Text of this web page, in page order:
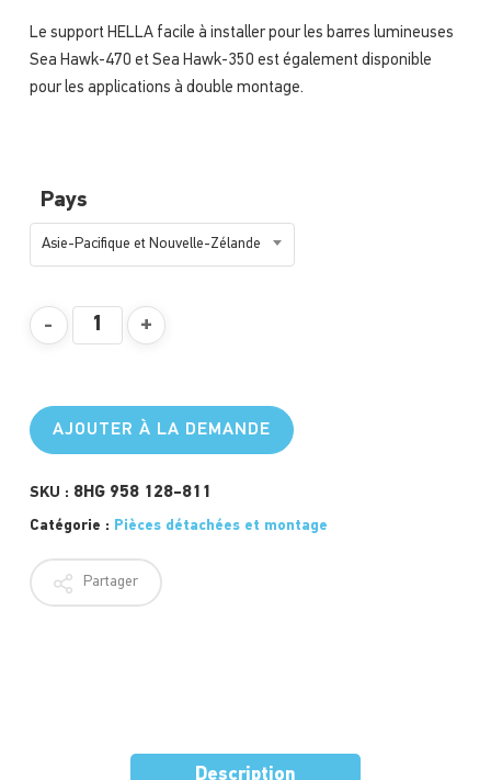
Le support HELLA facile à installer pour les barres lumineuses
Sea Hawk-470 et Sea Hawk-350 est également disponible
pour les applications à double montage.
Pays
Asie-Pacifique et Nouvelle-Zélande
AJOUTER À LA DEMANDE
SKU : 8HG 958 128-811
Catégorie : Pièces détachées et montage
Partager
Description